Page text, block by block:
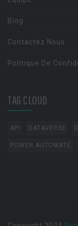
Blog
Contactez Nous
Politique De
TAG CLOUD
API DATAVERSE
POWER AUTOMATE